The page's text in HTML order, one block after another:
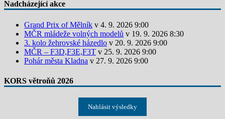
Nadcházející akce
Grand Prix of Mělník v 4. 9. 2026 9:00
MČR mládeže volných modelů v 19. 9. 2026 8:30
3. kolo žehrovské házedlo v 20. 9. 2026 9:00
MČR – F3D,F3E,F3T v 25. 9. 2026 9:00
Pohár města Kladna v 27. 9. 2026 9:00
KORS větroňů 2026
Nahlásit výsledky